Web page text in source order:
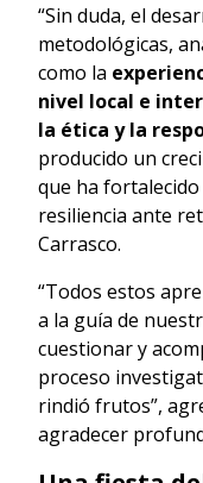
“Sin duda, el
metodológicas,
como la
nivel local e
la ética y la
producido un
que ha
resiliencia ante
Carrasco.
“Todos estos
a la guía de
cuestionar y
proceso
rindió frutos”,
agradecer